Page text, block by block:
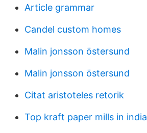
Article grammar
Candel custom homes
Malin jonsson östersund
Malin jonsson östersund
Citat aristoteles retorik
Top kraft paper mills in india